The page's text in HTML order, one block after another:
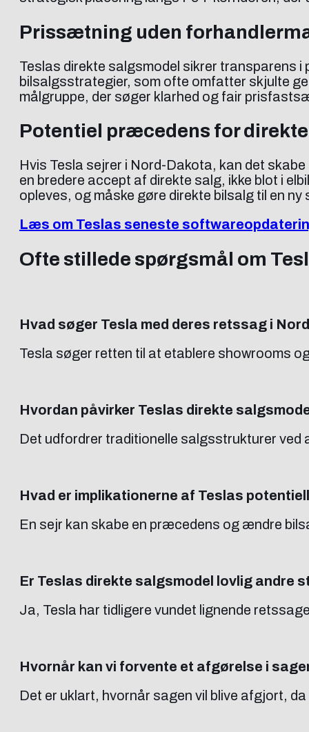
Prissætning uden
Teslas direkte salgsmodel sikrer transparens
bilsalgsstrategier, som ofte omfatter skjulte
målgruppe, der søger klarhed og fair
Potentiel præcedens for
Hvis Tesla sejrer i Nord-Dakota, kan det
en bredere accept af direkte salg, ikke blot i
opleves, og måske gøre direkte bilsalg til en
Læs om Teslas seneste
Ofte stillede spørgsmål om
Hvad søger Tesla med deres retssag i
Tesla søger retten til at etablere showrooms
Hvordan påvirker Teslas direkte
Det udfordrer traditionelle salgsstrukturer ved
Hvad er implikationerne af Teslas
En sejr kan skabe en præcedens og ændre
Er Teslas direkte salgsmodel lovlig andre
Ja, Tesla har tidligere vundet lignende
Hvornår kan vi forvente et afgørelse i
Det er uklart, hvornår sagen vil blive afgjort,